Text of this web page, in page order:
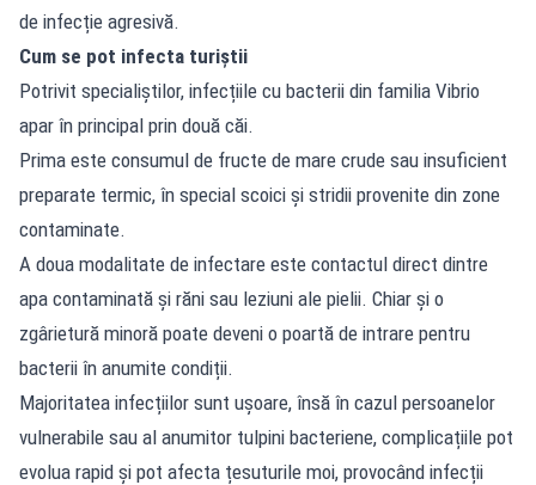
de infecție agresivă.
Cum se pot infecta turiștii
Potrivit specialiștilor, infecțiile cu bacterii din familia Vibrio
apar în principal prin două căi.
Prima este consumul de fructe de mare crude sau insuficient
preparate termic, în special scoici și stridii provenite din zone
contaminate.
A doua modalitate de infectare este contactul direct dintre
apa contaminată și răni sau leziuni ale pielii. Chiar și o
zgârietură minoră poate deveni o poartă de intrare pentru
bacterii în anumite condiții.
Majoritatea infecțiilor sunt ușoare, însă în cazul persoanelor
vulnerabile sau al anumitor tulpini bacteriene, complicațiile pot
evolua rapid și pot afecta țesuturile moi, provocând infecții